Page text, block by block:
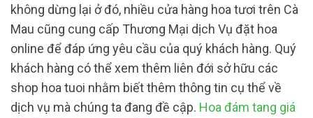
không dừng lại ở đó, nhiều cửa hàng hoa tươi trên Cà
Mau cũng cung cấp Thương Mại dịch Vụ đặt hoa
online để đáp ứng yêu cầu của quý khách hàng. Quý
khách hàng có thể xem thêm liên đới sở hữu các
shop hoa tuoi nhằm biết thêm thông tin cụ thể về
dịch vụ mà chúng ta đang đề cập. Hoa đám tang giá